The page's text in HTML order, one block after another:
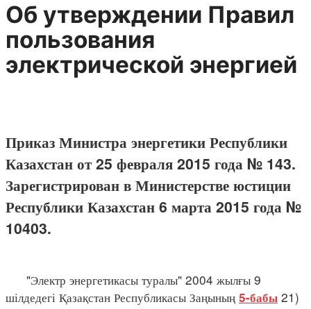
Об утверждении Правил
пользования
электрической энергией
Приказ Министра энергетики Республики
Казахстан от 25 февраля 2015 года № 143.
Зарегистрирован в Министерстве юстиции
Республики Казахстан 6 марта 2015 года №
10403.
"Электр энергетикасы туралы" 2004 жылғы 9
шілдедегі Қазақстан Республикасы Заңының 5-бабы 21)